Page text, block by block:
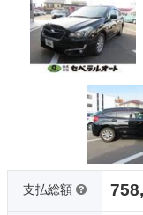
支払総額